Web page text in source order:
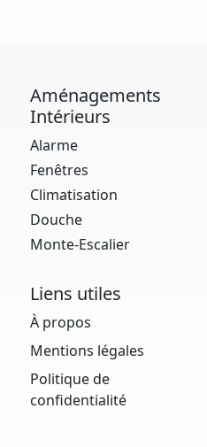
Aménagements
Intérieurs
Alarme
Fenêtres
Climatisation
Douche
Monte-Escalier
Liens utiles
À propos
Mentions légales
Politique de
confidentialité